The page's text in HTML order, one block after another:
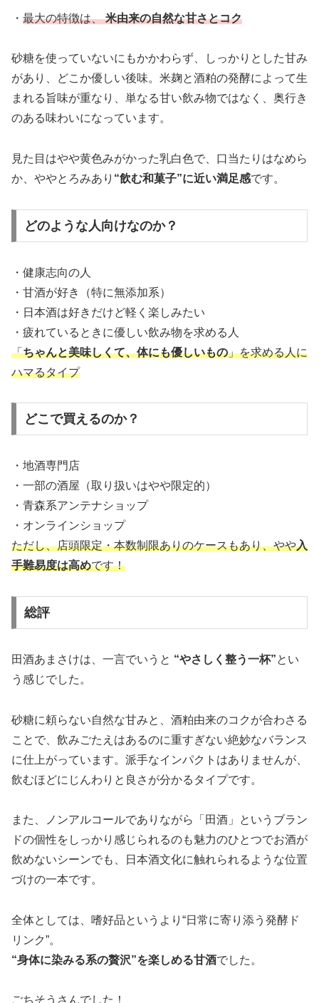
・ 最大の特徴は、米由来の自然な甘さとコク
砂糖を使っていないにもかかわらず、しっかりとした甘み
があり、どこか優しい後味。米麹と酒粕の発酵によって生
まれる旨味が重なり、単なる甘い飲み物ではなく、奥行き
のある味わいになっています。
見た目はやや黄色みがかった乳白色で、口当たりはなめら
か、ややとろみあり “飲む和菓子”に近い満足感です。
どのような人向けなのか？
・健康志向の人
・甘酒が好き（特に無添加系）
・日本酒は好きだけど軽く楽しみたい
・疲れているときに優しい飲み物を求める人
「ちゃんと美味しくて、体にも優しいもの」を求める人に
ハマるタイプ
どこで買えるのか？
・地酒専門店
・一部の酒屋（取り扱いはやや限定的）
・青森系アンテナショップ
・オンラインショップ
ただし、店頭限定・本数制限ありのケースもあり、やや入
手難易度は高めです！
総評
田酒あまさけは、一言でいうと “やさしく整う一杯”とい
う感じでした。
砂糖に頼らない自然な甘みと、酒粕由来のコクが合わさる
ことで、飲みごたえはあるのに重すぎない絶妙なバランス
に仕上がっています。派手なインパクトはありませんが、
飲むほどにじんわりと良さが分かるタイプです。
また、ノンアルコールでありながら「田酒」というブラン
ドの個性をしっかり感じられるのも魅力のひとつでお酒が
飲めないシーンでも、日本酒文化に触れられるような位置
づけの一本です。
全体としては、嗜好品というより“日常に寄り添う発酵ド
リンク”。
“身体に染みる系の贅沢”を楽しめる甘酒でした。
ごちそうさんでした！